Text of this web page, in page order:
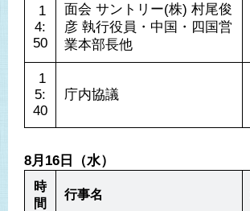
4:
50
面会 サントリー(株) 村尾俊
彦 執行役員・中国・四国営
業本部長他
5:
40
庁内協議
8月16日（水）
時
間
行事名